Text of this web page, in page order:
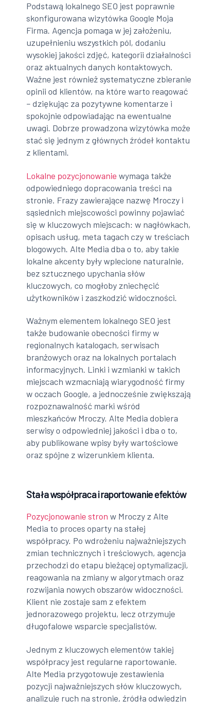
Podstawą lokalnego SEO jest poprawnie
skonfigurowana wizytówka Google Moja
Firma. Agencja pomaga w jej założeniu,
uzupełnieniu wszystkich pól, dodaniu
wysokiej jakości zdjęć, kategorii działalności
oraz aktualnych danych kontaktowych.
Ważne jest również systematyczne zbieranie
opinii od klientów, na które warto reagować
– dziękując za pozytywne komentarze i
spokojnie odpowiadając na ewentualne
uwagi. Dobrze prowadzona wizytówka może
stać się jednym z głównych źródeł kontaktu
z klientami.
Lokalne pozycjonowanie wymaga także
odpowiedniego dopracowania treści na
stronie. Frazy zawierające nazwę Mroczy i
sąsiednich miejscowości powinny pojawiać
się w kluczowych miejscach: w nagłówkach,
opisach usług, meta tagach czy w treściach
blogowych. Alte Media dba o to, aby takie
lokalne akcenty były wplecione naturalnie,
bez sztucznego upychania słów
kluczowych, co mogłoby zniechęcić
użytkowników i zaszkodzić widoczności.
Ważnym elementem lokalnego SEO jest
także budowanie obecności firmy w
regionalnych katalogach, serwisach
branżowych oraz na lokalnych portalach
informacyjnych. Linki i wzmianki w takich
miejscach wzmacniają wiarygodność firmy
w oczach Google, a jednocześnie zwiększają
rozpoznawalność marki wśród
mieszkańców Mroczy. Alte Media dobiera
serwisy o odpowiedniej jakości i dba o to,
aby publikowane wpisy były wartościowe
oraz spójne z wizerunkiem klienta.
Stała współpraca i raportowanie efektów
Pozycjonowanie stron w Mroczy z Alte
Media to proces oparty na stałej
współpracy. Po wdrożeniu najważniejszych
zmian technicznych i treściowych, agencja
przechodzi do etapu bieżącej optymalizacji,
reagowania na zmiany w algorytmach oraz
rozwijania nowych obszarów widoczności.
Klient nie zostaje sam z efektem
jednorazowego projektu, lecz otrzymuje
długofalowe wsparcie specjalistów.
Jednym z kluczowych elementów takiej
współpracy jest regularne raportowanie.
Alte Media przygotowuje zestawienia
pozycji najważniejszych słów kluczowych,
analizuje ruch na stronie, źródła odwiedzin